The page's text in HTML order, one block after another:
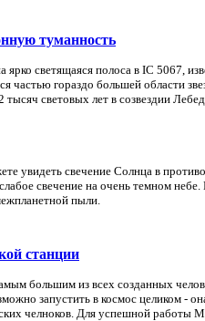
туманность
светящаяся полоса в IC 5067,
частью гораздо большей области
световых лет в созвездии
увидеть свечение Солнца в
свечение на очень темном
пыли.
станции
большим из всех созданных
запустить в космос целиком -
челноков. Для успешной